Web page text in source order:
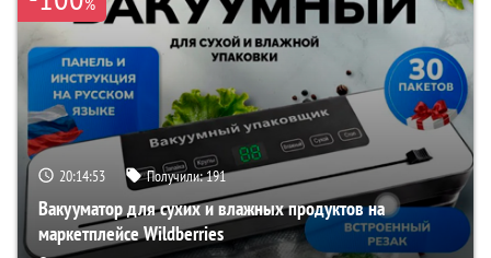
20:14:52 Получили:191
Вакууматор для сухих и влажных продуктов на
маркетплейсе Wildberries